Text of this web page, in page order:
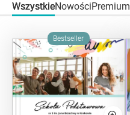
WszystkieNowościPremium
Bestseller